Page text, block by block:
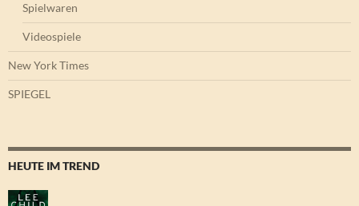
Spielwaren
Videospiele
New York Times
SPIEGEL
HEUTE IM TREND